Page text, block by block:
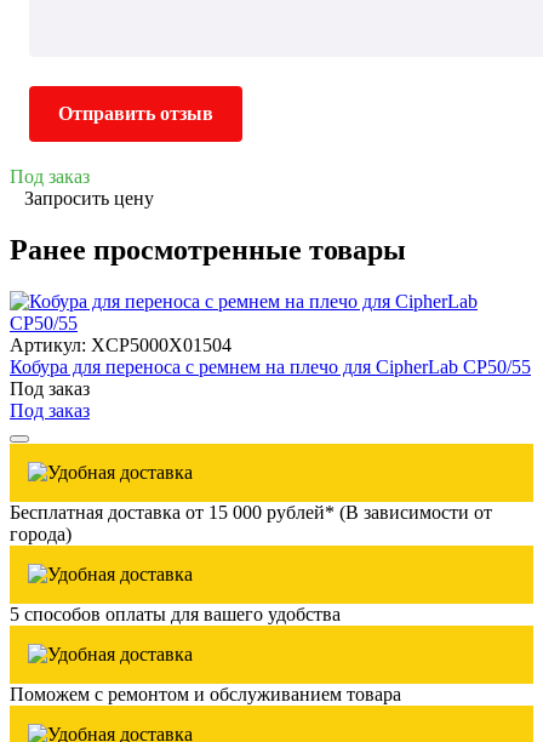
Отправить отзыв
Под заказ
Запросить цену
Ранее просмотренные товары
Артикул: XCP5000X01504
Кобура для переноса с ремнем на плечо для CipherLab CP50/55
Под заказ
Под заказ
Бесплатная доставка от 15 000 рублей* (В зависимости от
города)
5 способов оплаты для вашего удобства
Поможем с ремонтом и обслуживанием товара